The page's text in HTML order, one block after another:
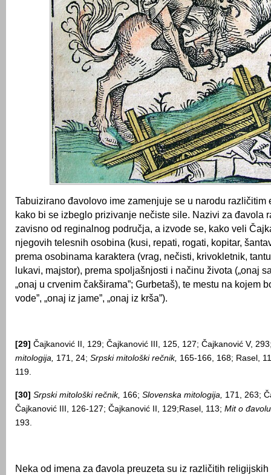
Tabuizirano đavolovo ime zamenjuje se u narodu različitim
kako bi se izbeglo prizivanje nečiste sile. Nazivi za đavola
zavisno od reginalnog područja, a izvode se, kako veli
njegovih telesnih osobina (kusi, repati, rogati, kopitar,
prema osobinama karaktera (vrag, nečisti, krivokletnik,
lukavi, majstor), prema spoljašnjosti i načinu života („onaj
„onaj u crvenim čakširama”; Gurbetaš), te mestu na kojem
vode”, „onaj iz jame”, „onaj iz krša”).
[29] Čajkanović II, 129; Čajkanović III, 125, 127; Čajkanović V,
mitologija, 171, 24; Srpski mitološki rečnik, 165-166, 168; Rasel,
119.
[30] Srpski mitološki rečnik, 166; Slovenska mitologija, 171, 263;
Čajkanović III, 126-127; Čajkanović II, 129;Rasel, 113; Mit o đavolu
193.
Neka od imena za đavola preuzeta su iz različitih religijskih